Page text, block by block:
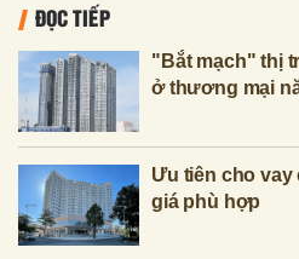
ĐỌC TIẾP
"Bắt mạch" thị
ở thương mại
Ưu tiên cho
giá phù hợp